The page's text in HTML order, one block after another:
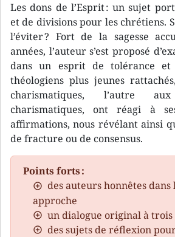
Les dons de l’Esprit : un sujet
et de divisions pour les chrétiens.
l’éviter ? Fort de la sagesse
années, l’auteur s’est proposé
dans un esprit de tolérance et
théologiens plus jeunes
charismatiques, l’autre
charismatiques, ont réagi à
affirmations, nous révélant ainsi
de fracture ou de consensus.
Points forts :
des auteurs honnêtes
approche
un dialogue original à
des sujets de réflexion